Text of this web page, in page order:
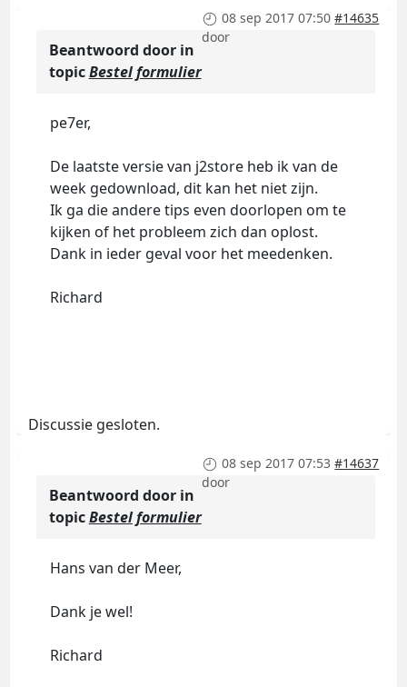
08 sep 2017 07:50 #14635
door
Beantwoord door in
topicBestel formulier
pe7er,
De laatste versie van j2store heb ik van de
week gedownload, dit kan het niet zijn.
Ik ga die andere tips even doorlopen om te
kijken of het probleem zich dan oplost.
Dank in ieder geval voor het meedenken.
Richard
Discussie gesloten.
08 sep 2017 07:53 #14637
door
Beantwoord door in
topicBestel formulier
Hans van der Meer,
Dank je wel!
Richard